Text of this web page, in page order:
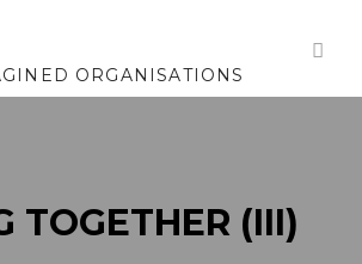
TOGETHER (III)